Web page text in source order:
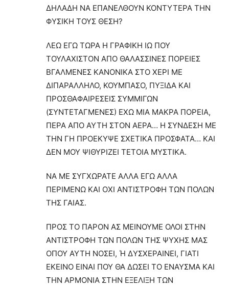
ΔΗΛΑΔΗ ΝΑ ΕΠΑΝΕΛΘΟΥΝ ΚΟΝΤΥΤΕΡΑ ΤΗΝ
ΦΥΣΙΚΗ ΤΟΥΣ ΘΕΣΗ?
ΛΕΩ ΕΓΩ ΤΩΡΑ Η ΓΡΑΦΙΚΗ ΙΩ ΠΟΥ
ΤΟΥΛΑΧΙΣΤΟΝ ΑΠΟ ΘΑΛΑΣΣΙΝΕΣ ΠΟΡΕΙΕΣ
ΒΓΑΛΜΕΝΕΣ ΚΑΝΟΝΙΚΑ ΣΤΟ ΧΕΡΙ ΜΕ
ΔΙΠΑΡΑΛΛΗΛΟ, ΚΟΥΜΠΑΣΟ, ΠΥΞΙΔΑ ΚΑΙ
ΠΡΟΣΘΑΦΑΙΡΕΣΕΙΣ ΣΥΜΜΙΓΩΝ
(ΣΥΝΤΕΤΑΓΜΕΝΕΣ) ΕΧΩ ΜΙΑ ΜΑΚΡΑ ΠΟΡΕΙΑ,
ΠΕΡΑ ΑΠΟ ΑΥΤΗ ΣΤΟΝ ΑΕΡΑ… Η ΣΥΝΔΕΣΗ ΜΕ
ΤΗΝ ΓΗ ΠΡΟΕΚΥΨΕ ΣΧΕΤΙΚΑ ΠΡΟΣΦΑΤΑ… ΚΑΙ
ΔΕΝ ΜΟΥ ΨΙΘΥΡΙΖΕΙ ΤΕΤΟΙΑ ΜΥΣΤΙΚΑ.
ΝΑ ΜΕ ΣΥΓΧΩΡΑΤΕ ΑΛΛΑ ΕΓΩ ΑΛΛΑ
ΠΕΡΙΜΕΝΩ ΚΑΙ ΟΧΙ ΑΝΤΙΣΤΡΟΦΗ ΤΩΝ ΠΟΛΩΝ
ΤΗΣ ΓΑΙΑΣ.
ΠΡΟΣ ΤΟ ΠΑΡΟΝ ΑΣ ΜΕΙΝΟΥΜΕ ΟΛΟΙ ΣΤΗΝ
ΑΝΤΙΣΤΡΟΦΗ ΤΩΝ ΠΟΛΩΝ ΤΗΣ ΨΥΧΗΣ ΜΑΣ
ΟΠΟΥ ΑΥΤΗ ΝΟΣΕΙ, Ή ΔΥΣΧΕΡΑΙΝΕΙ, ΓΙΑΤΙ
ΕΚΕΙΝΟ ΕΙΝΑΙ ΠΟΥ ΘΑ ΔΩΣΕΙ ΤΟ ΕΝΑΥΣΜΑ ΚΑΙ
ΤΗΝ ΑΡΜΟΝΙΑ ΣΤΗΝ ΕΞΕΛΙΞΗ ΤΩΝ